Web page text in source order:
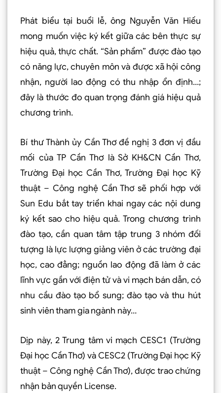
Phát biểu tại buổi lễ, ông Nguyễn Văn Hiếu
mong muốn việc ký kết giữa các bên thực sự
hiệu quả, thực chất. “Sản phẩm” được đào tạo
có năng lực, chuyên môn và được xã hội công
nhận, người lao động có thu nhập ổn định…;
đây là thước đo quan trọng đánh giá hiệu quả
chương trình.
Bí thư Thành ủy Cần Thơ đề nghị 3 đơn vị đầu
mối của TP Cần Thơ là Sở KH&CN Cần Thơ,
Trường Ðại học Cần Thơ, Trường Ðại học Kỹ
thuật – Công nghệ Cần Thơ sẽ phối hợp với
Sun Edu bắt tay triển khai ngay các nội dung
ký kết sao cho hiệu quả. Trong chương trình
đào tạo, cần quan tâm tập trung 3 nhóm đối
tượng là lực lượng giảng viên ở các trường đại
học, cao đẳng; nguồn lao động đã làm ở các
lĩnh vực gần với điện tử và vi mạch bán dẫn, có
nhu cầu đào tạo bổ sung; đào tạo và thu hút
sinh viên tham gia ngành này…
Dịp này, 2 Trung tâm vi mạch CESC1 (Trường
Đại học Cần Thơ) và CESC2 (Trường Đại học Kỹ
thuật – Công nghệ Cần Thơ), được trao chứng
nhận bản quyền License.